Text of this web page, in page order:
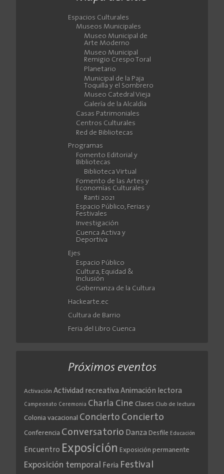
Espacios Culturales
Museos Municipales
Museo Municipal de
Arte Moderno
Museo Municipal
Remigio Crespo Toral
Planetario
Municipal de la Paja
Toquilla y el Sombrero
Museo Catedral Vieja
Galería de la Alcaldía
Casas Patrimoniales
Centros Culturales
Red de Bibliotecas
Programas
Fomento Editorial y
Bibliotecas
Biblioteca Virtual
Fomento de las Artes y
Economías Culturales
Ranti 2021
Espacio Público, Ferias y
Festivales
Investigación
Cuenca Activa y
Deportiva
Ejes
Espacio Público
Cultura, Equidad &
Inclusión
Gobernanza de la Cultura
Hackearte.ec
Cultura de Barrio
Feria del Libro Cuenca
Próximos eventos
Activación Actividad recreativa Animación lectora
Campeonato Ceremonia Charla Cine Clases Club de lectura
Colonia vacacional Concierto Concierto
Conferencia Conversatorio Danza Desfile Educación
Encuentro Exposición Exposición permanente
Exposición temporal Feria Festival